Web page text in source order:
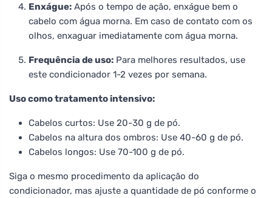
Enxágue: Após o tempo de ação, enxágue bem o
cabelo com água morna. Em caso de contato com os
olhos, enxaguar imediatamente com água morna.
Frequência de uso: Para melhores resultados, use
este condicionador 1-2 vezes por semana.
Uso como tratamento intensivo:
Cabelos curtos: Use 20-30 g de pó.
Cabelos na altura dos ombros: Use 40-60 g de pó.
Cabelos longos: Use 70-100 g de pó.
Siga o mesmo procedimento da aplicação do
condicionador, mas ajuste a quantidade de pó conforme o